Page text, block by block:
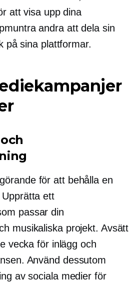
att visa upp dina
andra att dela sin
på sina plattformar.
för att behålla en
ett
passar din
musikaliska projekt. Avsätt
vecka för inlägg och
Använd dessutom
av sociala medier för